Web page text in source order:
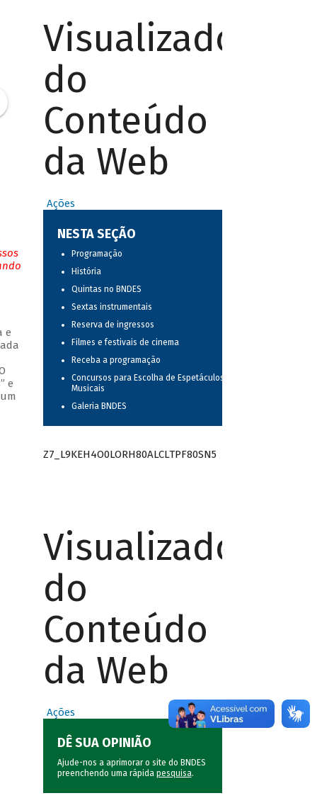
e
e
Visualizador
do
Conteúdo
da Web
Ações
NESTA SEÇÃO
Programação
História
Quintas no BNDES
Sextas instrumentais
Reserva de ingressos
Filmes e festivais de cinema
Receba a programação
Concursos para Escolha de Espetáculos
Musicais
Galeria BNDES
Z7_L9KEH4O0LORH80ALCLTPF80SN5
Visualizador
do
Conteúdo
da Web
Ações
DÊ SUA OPINIÃO
Ajude-nos a aprimorar o site do BNDES
preenchendo uma rápida pesquisa.